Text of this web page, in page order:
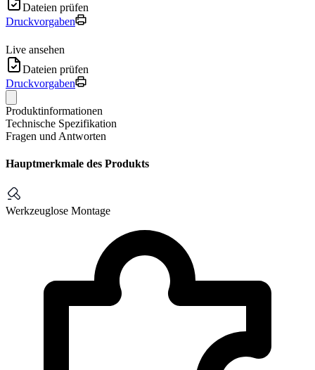
Dateien prüfen
Druckvorgaben
Live ansehen
Dateien prüfen
Druckvorgaben
Produktinformationen
Technische Spezifikation
Fragen und Antworten
Hauptmerkmale des Produkts
Werkzeuglose Montage